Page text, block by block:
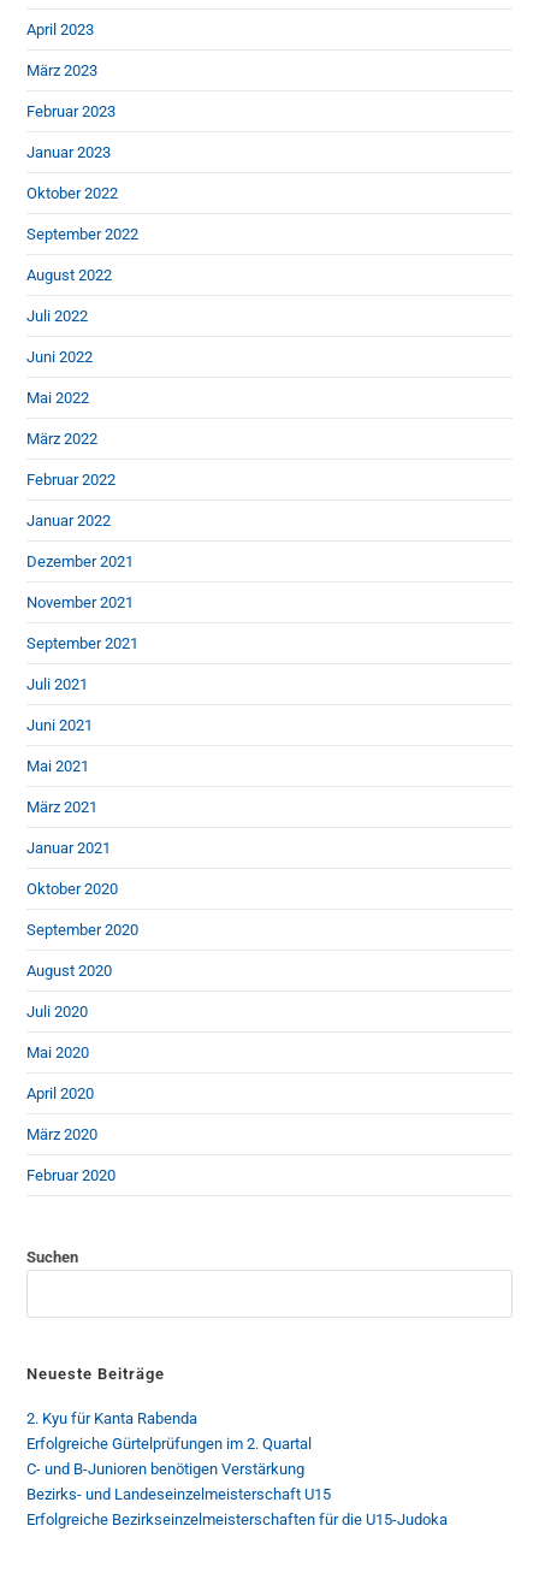
April 2023
März 2023
Februar 2023
Januar 2023
Oktober 2022
September 2022
August 2022
Juli 2022
Juni 2022
Mai 2022
März 2022
Februar 2022
Januar 2022
Dezember 2021
November 2021
September 2021
Juli 2021
Juni 2021
Mai 2021
März 2021
Januar 2021
Oktober 2020
September 2020
August 2020
Juli 2020
Mai 2020
April 2020
März 2020
Februar 2020
Suchen
Neueste Beiträge
2. Kyu für Kanta Rabenda
Erfolgreiche Gürtelprüfungen im 2. Quartal
C- und B-Junioren benötigen Verstärkung
Bezirks- und Landeseinzelmeisterschaft U15
Erfolgreiche Bezirkseinzelmeisterschaften für die U15-Judoka